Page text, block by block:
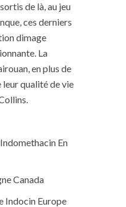
de là, au jeu
ces derniers
dimage
La
en plus de
qualité de vie
En
Canada
Indocin Europe